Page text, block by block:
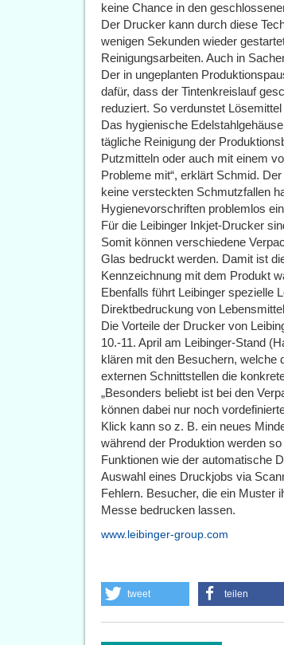
keine Chance in den
Der Drucker kann durch diese
wenigen Sekunden wieder
Reinigungsarbeiten. Auch in
Der in ungeplanten
dafür, dass der Tintenkreislauf
reduziert. So verdunstet
Das hygienische
tägliche Reinigung der
Putzmitteln oder auch mit einem
Probleme mit“, erklärt Schmid.
keine versteckten Schmutzfallen
Hygienevorschriften problemlos
Für die Leibinger Inkjet-Drucker
Somit können verschiedene
Glas bedruckt werden. Damit ist
Kennzeichnung mit dem Produkt
Ebenfalls führt Leibinger spezielle
Direktbedruckung von
Die Vorteile der Drucker von
10.-11. April am Leibinger-Stand
klären mit den Besuchern, welche
externen Schnittstellen die
„Besonders beliebt ist bei den
können dabei nur noch
Klick kann so z. B. ein neues
während der Produktion werden
Funktionen wie der automatische
Auswahl eines Druckjobs via
Fehlern. Besucher, die ein Muster
Messe bedrucken lassen.
www.leibinger-group.com
tweet teilen